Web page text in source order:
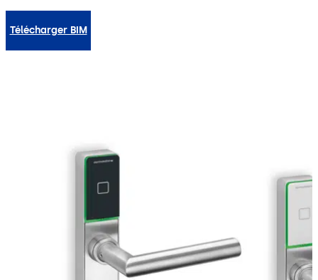
Télécharger BIM